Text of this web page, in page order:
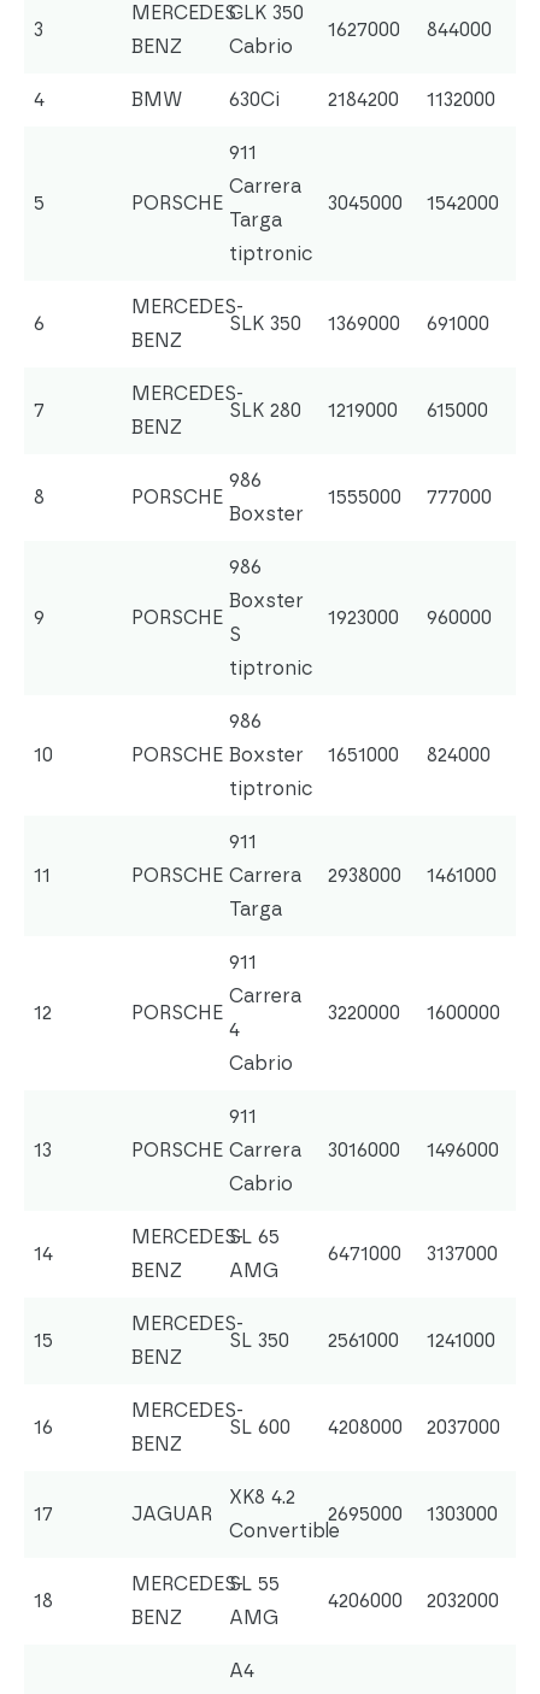
3
MERCEDES-
BENZ
CLK 350
Cabrio
1627000 844000
4 BMW 630Ci 2184200 1132000
5 PORSCHE
911
Carrera
Targa
tiptronic
3045000 1542000
6
MERCEDES-
BENZ
SLK 350 1369000 691000
7
MERCEDES-
BENZ
SLK 280 1219000 615000
8 PORSCHE
986
Boxster
1555000 777000
9 PORSCHE
986
Boxster
S
tiptronic
1923000 960000
10 PORSCHE
986
Boxster
tiptronic
1651000 824000
11 PORSCHE
911
Carrera
Targa
2938000 1461000
12 PORSCHE
911
Carrera
4
Cabrio
3220000 1600000
13 PORSCHE
911
Carrera
Cabrio
3016000 1496000
14
MERCEDES-
BENZ
SL 65
AMG
6471000 3137000
15
MERCEDES-
BENZ
SL 350 2561000 1241000
16
MERCEDES-
BENZ
SL 600 4208000 2037000
17 JAGUAR
XK8 4.2
Convertible
2695000 1303000
18
MERCEDES-
BENZ
SL 55
AMG
4206000 2032000
A4